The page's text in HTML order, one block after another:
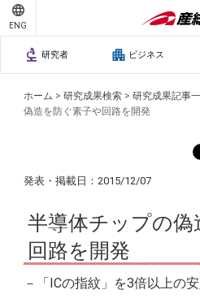
ENG
研究者 ビジネス
ホーム >研究成果検索 >研究成果記事
偽造を防ぐ素子や回路を開発
発表・掲載日：2015/12/07
半導体チップの偽
回路を開発
－「ICの指紋」を3倍以上の